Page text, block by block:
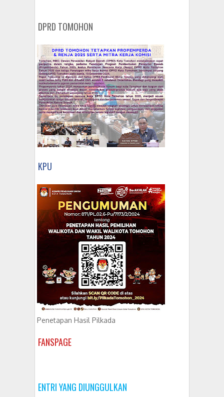
DPRD TOMOHON
KPU
Penetapan Hasil Pilkada
FANSPAGE
ENTRI YANG DIUNGGULKAN